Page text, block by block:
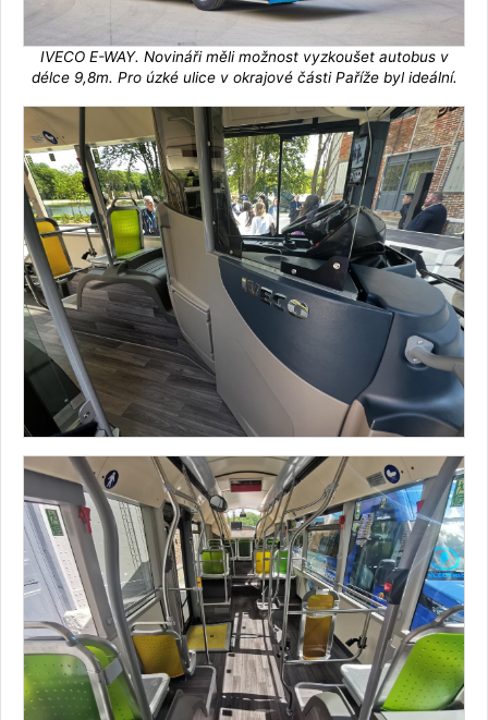
IVECO E-WAY. Novináři měli možnost vyzkoušet autobus v
délce 9,8m. Pro úzké ulice v okrajové části Paříže byl ideální.